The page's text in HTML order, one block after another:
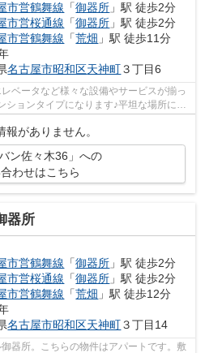
市営鶴舞線 「御器所 」駅 徒歩2分
市営桜通線 「御器所 」駅 徒歩2分
市営鶴舞線 「荒畑 」駅 徒歩11分
名古屋市昭和区天神町３丁目6
ベータなど様々な設備やサービスが揃っ
ションタイプになります♪平坦な場所にあ
報がありません。
ン佐々木36」への
わせはこちら
器所
市営鶴舞線 「御器所 」駅 徒歩2分
市営桜通線 「御器所 」駅 徒歩2分
市営鶴舞線 「荒畑 」駅 徒歩12分
名古屋市昭和区天神町３丁目14
器所。こちらの物件はアパートです。敷